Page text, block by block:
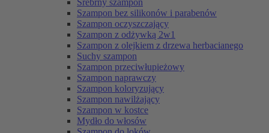
Srebrny szampon
Szampon bez silikonów i parabenów
Szampon oczyszczający
Szampon z odżywką 2w1
Szampon z olejkiem z drzewa herbacianego
Suchy szampon
Szampon przeciwłupieżowy
Szampon naprawczy
Szampon koloryzujący
Szampon nawilżający
Szampon w kostce
Mydło do włosów